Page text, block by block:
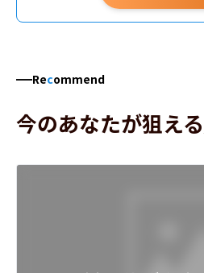
Recommend
今のあなたが狙え